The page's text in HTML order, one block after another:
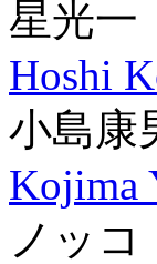
星光一
Hoshi
小島康
Kojima
ノッコ